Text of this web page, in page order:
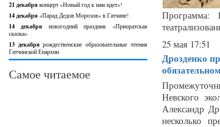
21 декабря концерт «Новый год к нам идет»!
14 декабря «Парад Дедов Морозов» в Гатчине!
14 декабря новогодний праздник «Приоратская
сказка»
13 декабрярождественские образовательные чтения
Гатчинской Епархии
Самое читаемое
Программа:
25 мая 17:51
Дрозденко
Невского
Александр
несколько